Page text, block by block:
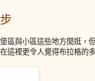
區與小區這些地方閒逛，
這裡更令人覺得布拉格的